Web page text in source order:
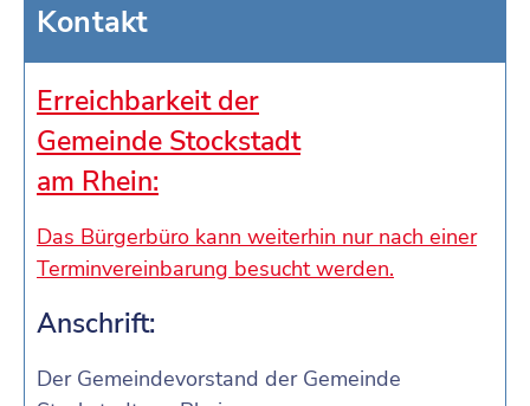
Kontakt
Erreichbarkeit der
Gemeinde Stockstadt
am Rhein:
Das Bürgerbüro kann weiterhin nur nach einer
Terminvereinbarung besucht werden.
Anschrift:
Der Gemeindevorstand der Gemeinde